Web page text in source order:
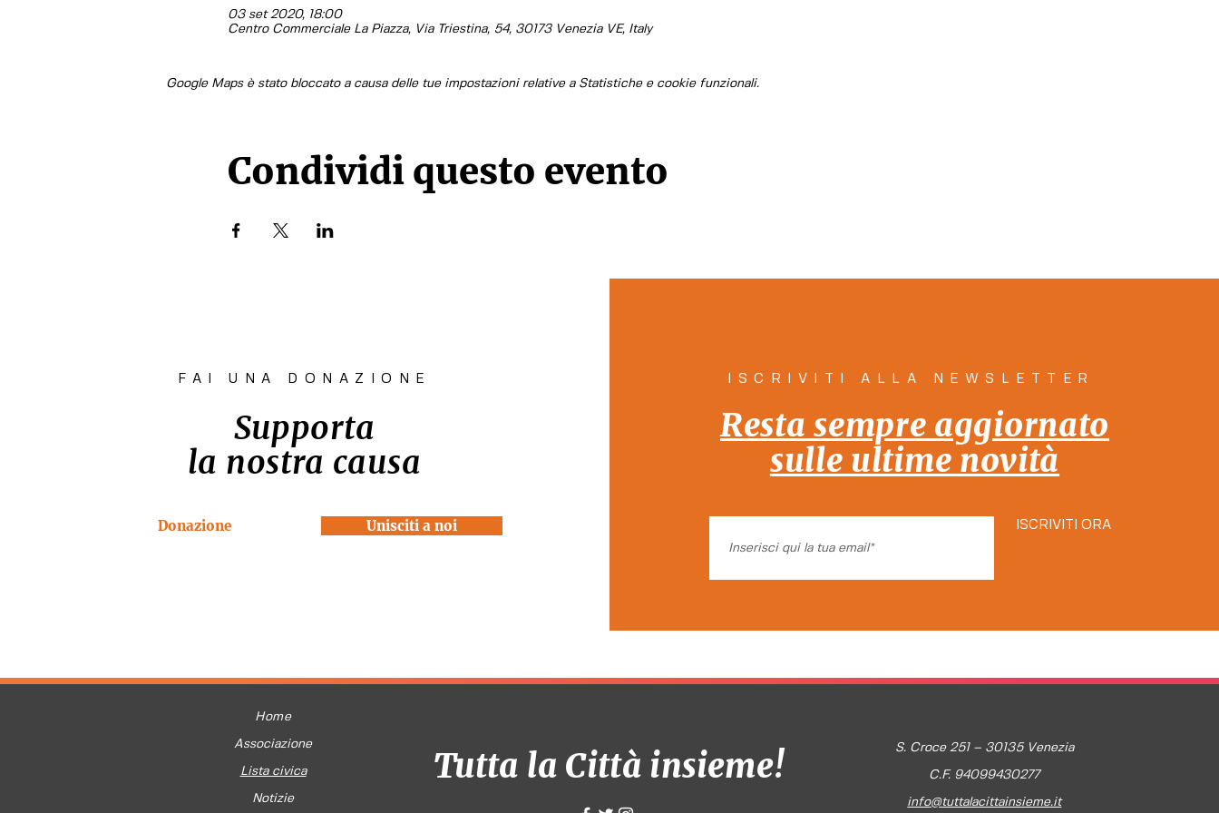
03 set 2020, 18:00
Centro Commerciale La Piazza, Via Triestina, 54, 30173 Venezia VE, Italy
Google Maps è stato bloccato a causa delle tue impostazioni relative a Statistiche e cookie funzionali.
Condividi questo evento
FAI UNA DONAZIONE
Supporta
la nostra causa
Donazione Unisciti a noi
ISCRIVITI ALLA NEWSLETTER
Resta sempre aggiornato
sulle ultime novità
ISCRIVITI ORA
Home
Associazione
Lista civica
Notizie
Tutta la Città insieme! S. Croce 251 – 30135 Venezia
C.F. 94099430277
info@tuttalacittainsieme.it